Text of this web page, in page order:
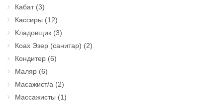
Кабат(3)
Кассиры (12)
Кладовщик (3)
Коах Эзер (санитар) (2)
Кондитер (6)
Маляр (6)
Масажист/а (2)
Массажисты (1)